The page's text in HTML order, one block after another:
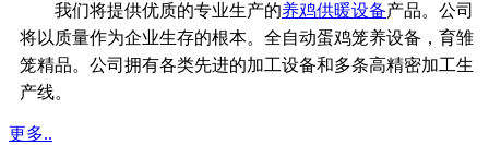
我们将提供优质的专业生产的养鸡供暖设备产品。公司
将以质量作为企业生存的根本。全自动蛋鸡笼养设备，育雏
笼精品。公司拥有各类先进的加工设备和多条高精密加工生
产线。
更多..